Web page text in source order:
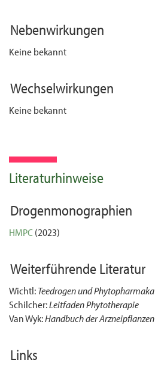
Nebenwirkungen
Keine bekannt
Wechselwirkungen
Keine bekannt
Literaturhinweise
Drogenmonographien
HMPC(2023)
Weiterführende Literatur
Wichtl:Teedrogen und Phytopharmaka
Schilcher:Leitfaden Phytotherapie
Van Wyk:Handbuch der Arzneipflanzen
Links